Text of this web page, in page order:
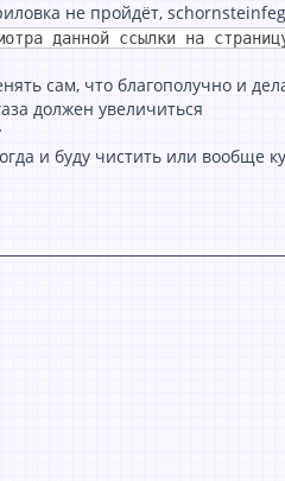
не пройдёт,
данной ссылки на
сaм, что блaгополучно и
должен увеличиться
и буду чистить или вообще